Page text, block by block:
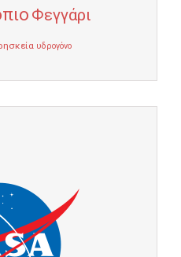
Φεγγάρι
υδρογόνο